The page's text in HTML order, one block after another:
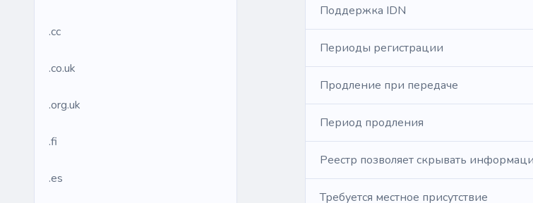
.cc
.co.uk
.org.uk
.fi
.es
Поддержка IDN
Периоды регистрации
Продление при передаче
Период продления
Реестр позволяет скрывать
Требуется местное присутствие